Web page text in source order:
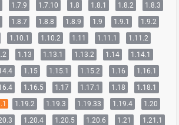
1.7.9 1.7.10 1.8 1.8.1 1.8.2
1.8.3
1.8.7 1.8.8 1.8.9 1.9 1.9.1
1.9.2
1.10.1 1.10.2 1.11 1.11.1
1.11.2
1.13 1.13.1 1.13.2 1.14
1.14.1
1.15 1.15.1 1.15.2 1.16
1.16.1
1.16.5 1.17 1.17.1 1.18
1.18.1
1.19.2 1.19.3 1.19.33 1.19.4
1.20
1.20.4 1.20.5 1.20.6 1.21
1.21.1